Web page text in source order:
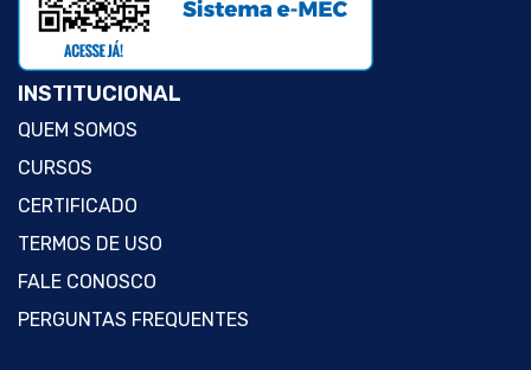
INSTITUCIONAL
QUEM SOMOS
CURSOS
CERTIFICADO
TERMOS DE USO
FALE CONOSCO
PERGUNTAS FREQUENTES